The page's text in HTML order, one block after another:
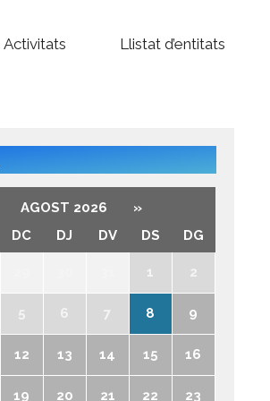
Activitats Llistat d’entitats
AGOST 2026
»
DC DJ DV DS DG
1 2
5 6 7 8 9
12 13 14 15 16
19 20 21 22 23